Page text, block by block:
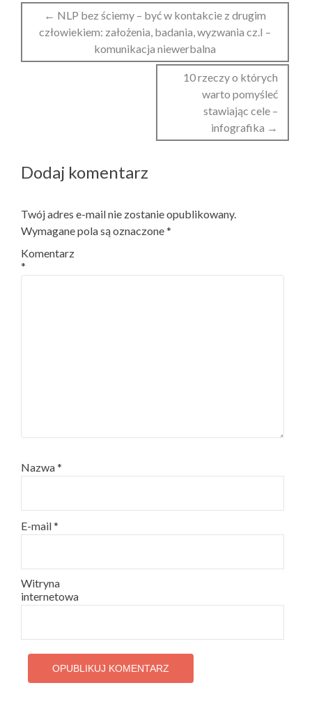
Nawigacja
wpisów
← NLP bez ściemy – być w kontakcie z drugim
człowiekiem: założenia, badania, wyzwania cz.I –
komunikacja niewerbalna
10 rzeczy o których
warto pomyśleć
stawiając cele –
infografika →
Dodaj komentarz
Twój adres e-mail nie zostanie opublikowany.
Wymagane pola są oznaczone*
Komentarz
*
Nazwa*
E-mail*
Witryna
internetowa